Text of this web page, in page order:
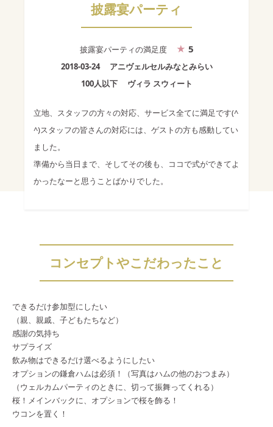
披露宴パーティ
披露宴パーティの満足度 5
2018-03-24
アニヴェルセルみなとみらい
100人以下
ヴィラ スウィート
立地、スタッフの方々の対応、サービス全てに満足です(^
^)スタッフの皆さんの対応には、ゲストの方も感動してい
ました。
準備から当日まで、そしてその後も、ココで式ができてよ
かったなーと思うことばかりでした。
コンセプトやこだわったこと
できるだけ参加型にしたい
（親、親戚、子どもたちなど）
感謝の気持ち
サプライズ
飲み物はできるだけ選べるようにしたい
オプションの鎌倉ハムは必須！（写真はハムの他のおつまみ）
（ウェルカムパーティのときに、切って振舞ってくれる）
桜！メインバックに、オプションで桜を飾る！
ウコンを置く！